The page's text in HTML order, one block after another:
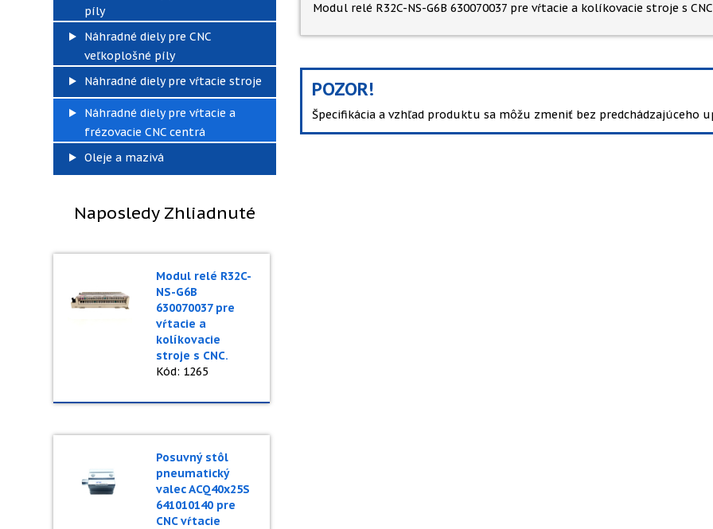
píly
Náhradné diely pre CNC
veľkoplošné píly
Náhradné diely pre vŕtacie stroje
Náhradné diely pre vŕtacie a
frézovacie CNC centrá
Oleje a mazivá
Naposledy Zhliadnuté
Modul relé R32C-
NS-G6B
630070037 pre
vŕtacie a
kolíkovacie
stroje s CNC.
Kód: 1265
Posuvný stôl
pneumatický
valec ACQ40x25S
641010140 pre
CNC vŕtacie
Modul relé R32C-NS-G6B 630070037 pre vŕtacie a kolíkovacie stroje s
POZOR!
Špecifikácia a vzhľad produktu sa môžu zmeniť bez predchádzajúceho